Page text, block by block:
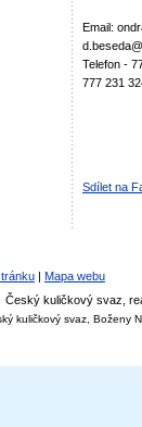
Email:
Telefon -
777 231
Sdílet na
| Mapa webu
kuličkový svaz,
kuličkový svaz, Boženy